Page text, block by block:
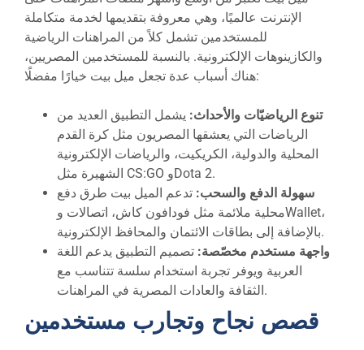
الإنترنت عالميًا، وهي معروفة بتقديمها لخدمة متكاملة
للمستخدمين تشمل كلاً من المراهنات الرياضية
والكازينوهات الإلكترونية. بالنسبة للمستخدمين المصريين،
هناك أسباب عدة تجعل ميل بيت خيارًا مفضلًا:
تنوع الرياضيّات والأحداث: يشمل التطبيق العديد من
الرياضات التي يعشقها المصريون مثل كرة القدم
المحلية والدولية، الكريكيت، والرياضات الإلكترونية
الشهيرة مثل CS:GO وDota 2.
سهولة الدفع والسحب: تدعم الميل بيت طرق دفع
محلية ملائمة مثل فودافون كاش، اتصالات وWallet،
بالإضافة إلى بطاقات الائتمان والمحافظ الإلكترونية.
واجهة مستخدم مخصّصة: تصميم التطبيق يدعم اللغة
العربية ويوفر تجربة استخدام سلسة تتناسب مع
الثقافة والعادات المصرية في المراهنات.
قصص نجاح وتجارب مستخدمين